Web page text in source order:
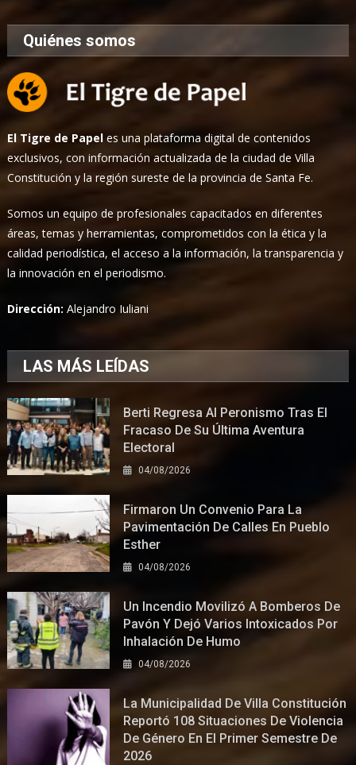
Quiénes somos
El Tigre de Papel es una plataforma digital de contenidos
exclusivos, con información actualizada de la ciudad de Villa
Constitución y la región sureste de la provincia de Santa Fe.
Somos un equipo de profesionales capacitados en diferentes
áreas, temas y herramientas, comprometidos con la ética y la
calidad periodística, el acceso a la información, la transparencia y
la innovación en el periodismo.
Dirección:Alejandro Iuliani
LAS MÁS LEÍDAS
Berti Regresa Al Peronismo Tras El
Fracaso De Su Última Aventura
Electoral
04/08/2026
Firmaron Un Convenio Para La
Pavimentación De Calles En Pueblo
Esther
04/08/2026
Un Incendio Movilizó A Bomberos De
Pavón Y Dejó Varios Intoxicados Por
Inhalación De Humo
04/08/2026
La Municipalidad De Villa Constitución
Reportó 108 Situaciones De Violencia
De Género En El Primer Semestre De
2026